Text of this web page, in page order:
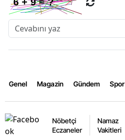
Genel Magazin Gündem Spor
Nöbetçi
Eczaneler
Namaz
Vakitleri